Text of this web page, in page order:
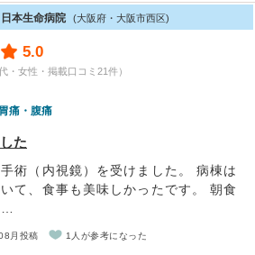
日本生命病院 (大阪府・大阪市西区)
5.0
・女性・掲載口コミ21件）
胃痛・腹痛
た
術（内視鏡）を受けました。 病棟は
て、食事も美味しかったです。 朝食
月投稿 1人が参考になった